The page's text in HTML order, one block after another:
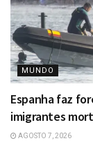
MUNDO
Espanha faz
imigrantes
AGOSTO 7, 2026